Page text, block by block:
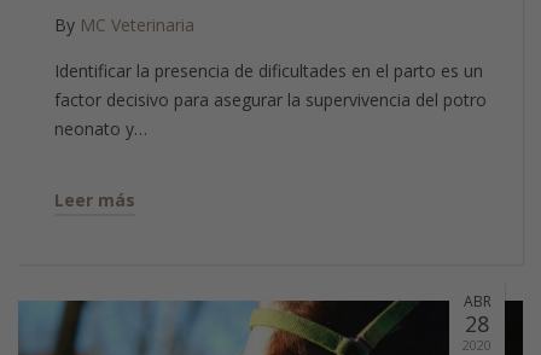
By MC Veterinaria
Identificar la presencia de dificultades en el parto es un
factor decisivo para asegurar la supervivencia del potro
neonato y…
Leer más
ABR
28
2020